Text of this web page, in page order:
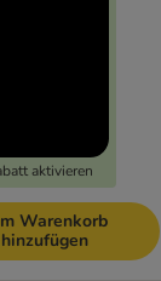
aktivieren
Warenkorb
hinzufügen